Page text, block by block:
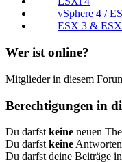
vSphere 4 /
ESX 3 &
Wer ist online?
Mitglieder in diesem
Berechtigungen in
Du darfst keine neuen
Du darfst keine
Du darfst deine Beiträge